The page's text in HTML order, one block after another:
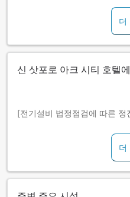
더
신 삿포로 아크 시티 호텔
[전기설비 법정점검에 따른 정
작업시간에는 호텔 관내가 정
－전기설비 법정점검 작업－
일시: 2025년 10월 8일(수)
더